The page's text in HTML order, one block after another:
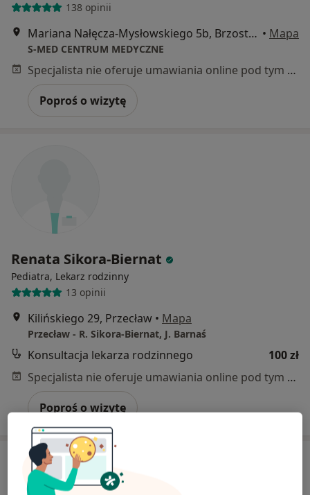
138 opinii
Mariana Nałęcza-Mysłowskiego 5b, Brzostek • Mapa
S-MED CENTRUM MEDYCZNE
Specjalista nie oferuje umawiania online pod tym adresem.
Poproś o wizytę
Renata Sikora-Biernat
Pediatra, Lekarz rodzinny
13 opinii
Kilińskiego 29, Przecław • Mapa
Przecław - R. Sikora-Biernat, J. Barnaś
Konsultacja lekarza rodzinnego
100 zł
Specjalista nie oferuje umawiania online pod tym adresem.
Poproś o wizytę